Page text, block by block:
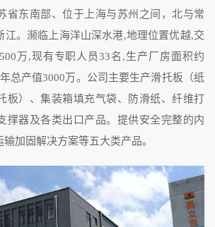
省东南部、位于上海与苏州之间，北与常
江。濒临上海洋山深水港,地理位置优越,交
万,现有专职人员33名,生产厂房面积约
总产值3000万。公司主要生产滑托板（纸
板）、集装箱填充气袋、防滑纸、纤维打
撑器及各类出口产品。提供安全完整的内
加固解决方案等五大类产品。